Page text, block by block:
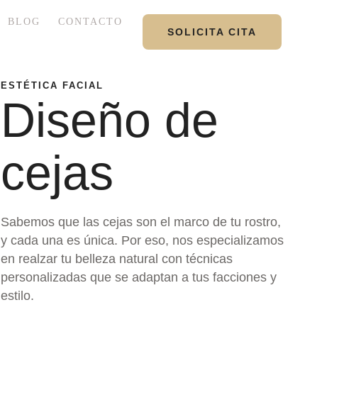
BLOG CONTACTO
SOLICITA CITA
ESTÉTICA FACIAL
Diseño de
cejas
Sabemos que las cejas son el marco de tu rostro,
y cada una es única. Por eso, nos especializamos
en realzar tu belleza natural con técnicas
personalizadas que se adaptan a tus facciones y
estilo.